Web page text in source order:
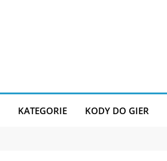
KATEGORIE KODY DO GIER